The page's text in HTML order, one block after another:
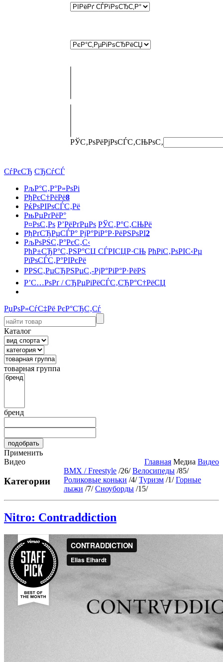
РЎС‚РѕРёРјРѕСЃС‚СЊРѕС‚
СѓРєСЂ СЂСѓСЃ
РљР°С‚Р°Р»РѕРі
РђРєС†РёРё8
РќРѕРІРѕСЃС‚Рё
РњРµРґРёР°
Р¤РѕС‚Рѕ Р’РёРґРµРѕ РЎС‚Р°С‚СЊРё
РђРґСЂРµСЃР° РјР°РіР°Р·РёРЅРѕРІ2
РљРѕРЅС‚Р°РєС‚С‹
РћР±СЂР°С‚РЅР°СЏ СЃРІСЏР·СЊ РћРїС‚РѕРІС‹Рµ
РїРѕСЃС‚Р°РІРєРё
РРЅС‚РµСЂРЅРµС‚-РјР°РіР°Р·РёРЅ
Р’С…РѕРґ / СЂРµРіРёСЃС‚СЂР°С†РёСЏ
РџРѕР»СѓС‡Рё РєР°СЂС‚Сѓ
Каталог
товарная группа
бренд
Применить
Видео
Главная Медиа Видео
Категории
BMX / Freestyle /26/ Велосипеды /85/
Роликовые коньки /4/ Туризм /1/ Горные
лыжи /7/ Сноуборды /15/
Nitro: Contraddiction